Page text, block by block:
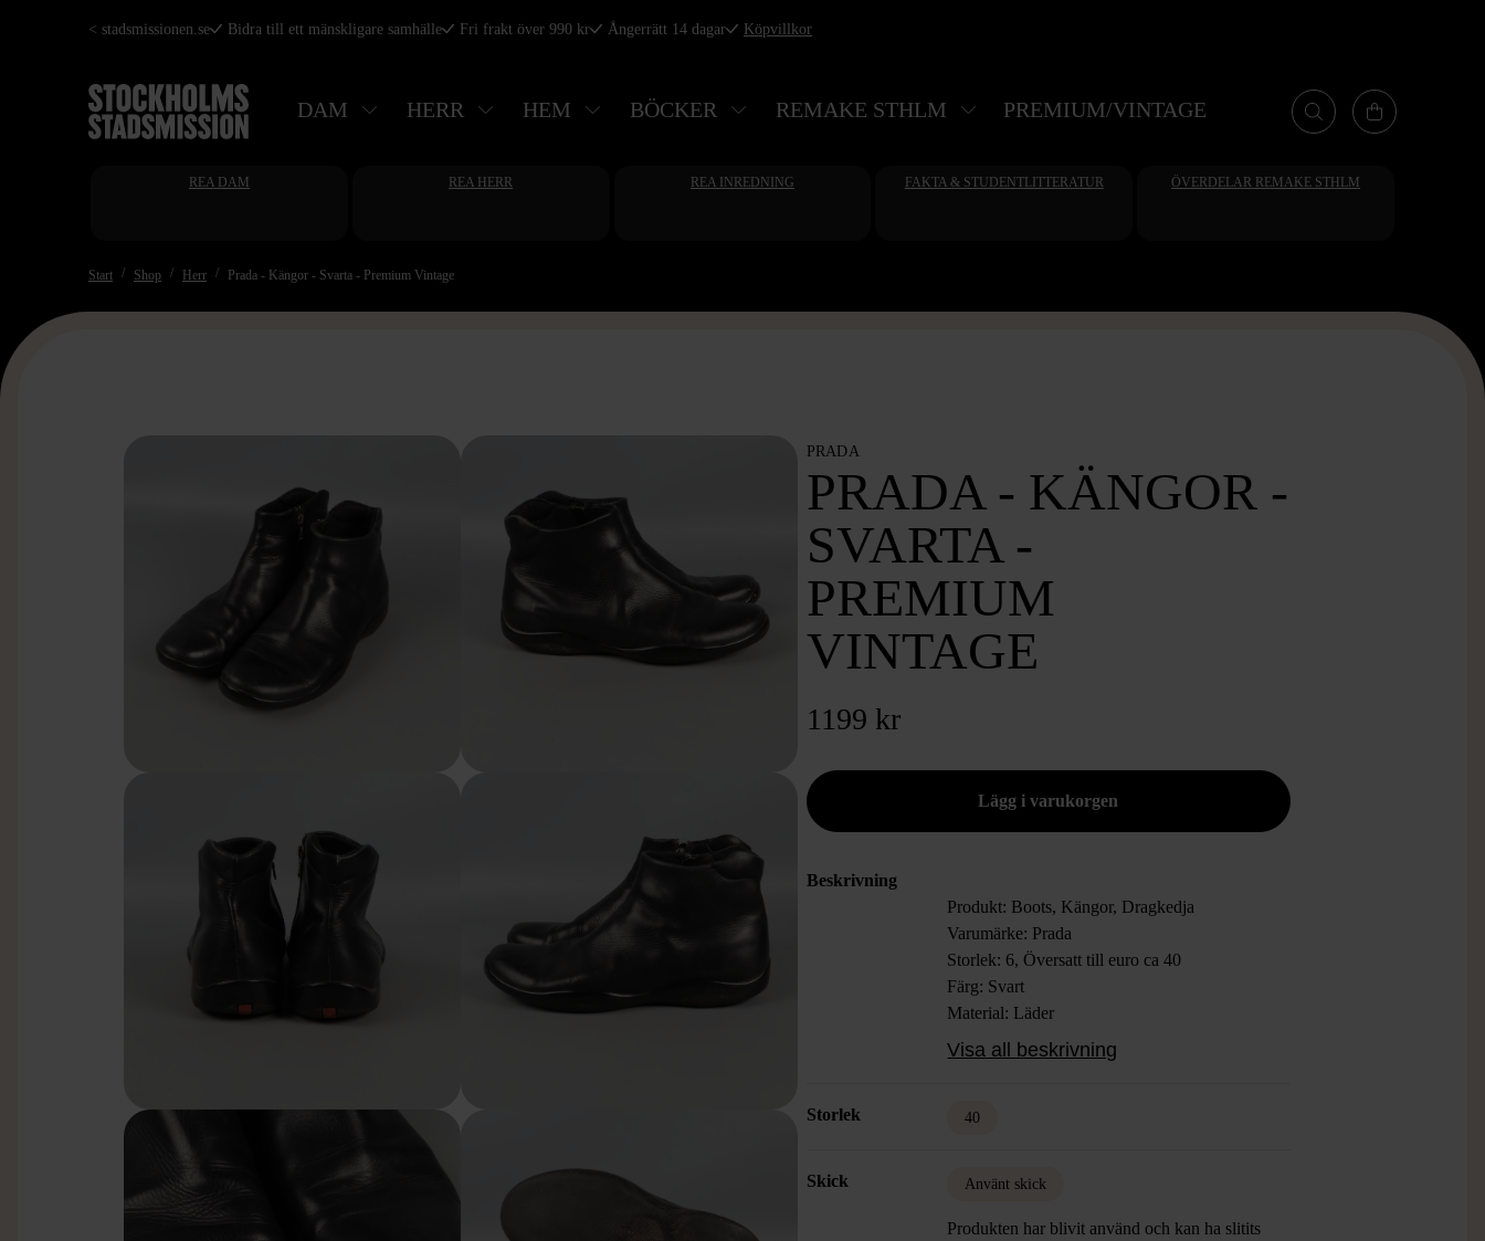
Hoppa
huvudinnehåll
< stadsmissionen.se Bidra till ett mänskligare samhälle Fri frakt över 990 kr Ångerrätt 14 dagar Köpvillkor
DAM HERR HEM BÖCKER REMAKE STHLM PREMIUM/VINTAGE
REA DAM REA HERR REA INREDNING FAKTA & STUDENTLITTERATUR ÖVERDELAR REMAKE STHLM
Start Shop Herr Prada - Kängor - Svarta - Premium Vintage
PRADA
PRADA - KÄNGOR -
SVARTA -
PREMIUM
VINTAGE
1199 kr
Beskrivning
Produkt: Boots, Kängor, Dragkedja
Varumärke: Prada
Storlek: 6, Översatt till euro ca 40
Färg: Svart
Material: Läder
Skick: Använt skick
Visa all beskrivning
Storlek 40
Skick Använt skick
Produkten har blivit använd och kan ha slitits